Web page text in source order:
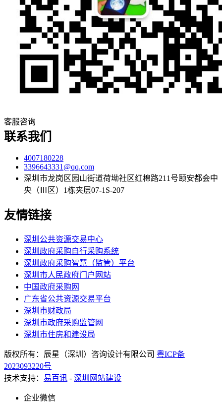
客服咨询
联系我们
4007180228
3396643331@qq.com
深圳市龙岗区园山街道荷坳社区红棉路211号颐安都会中
央（Ⅲ区）1栋夹层07-1S-207
友情链接
深圳公共资源交易中心
深圳政府采购自行采购系统
深圳政府采购智慧（监管）平台
深圳市人民政府门户网站
中国政府采购网
广东省公共资源交易平台
深圳市财政局
深圳市政府采购监管网
深圳市住房和建设局
版权所有：辰星（深圳）咨询设计有限公司 粤ICP备
2023093220号
技术支持： 易百讯 - 深圳网站建设
企业微信